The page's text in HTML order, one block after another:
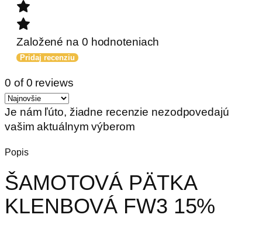
Založené na 0 hodnoteniach
Pridaj recenziu
0 of 0 reviews
Je nám ľúto, žiadne recenzie nezodpovedajú
vašim aktuálnym výberom
Popis
ŠAMOTOVÁ PÄTKA
KLENBOVÁ FW3 15%